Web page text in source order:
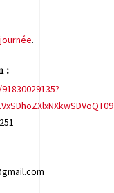
.
: